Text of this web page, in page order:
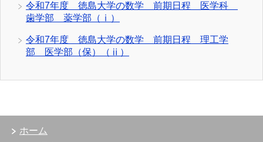
令和7年度 徳島大学の数学 前期日程 医学科
歯学部 薬学部（ⅰ）
令和7年度 徳島大学の数学 前期日程 理工学
部 医学部（保）（ⅱ）
ホーム